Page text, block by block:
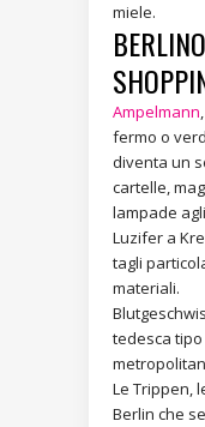
miele.
Ampelmann
fermo o
diventa un
cartelle,
lampade
Luzifer a
tagli
materiali.
tedesca
Le Trippen,
Berlin che